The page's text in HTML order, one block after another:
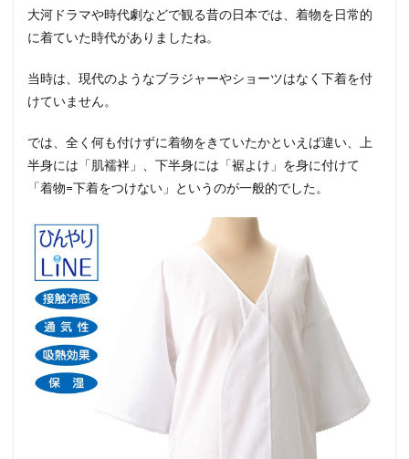
大河ドラマや時代劇などで観る昔の日本では、着物を日常的
に着ていた時代がありましたね。
当時は、現代のようなブラジャーやショーツはなく下着を付
けていません。
では、全く何も付けずに着物をきていたかといえば違い、上
半身には「肌襦袢」、下半身には「裾よけ」を身に付けて
「着物=下着をつけない」というのが一般的でした。